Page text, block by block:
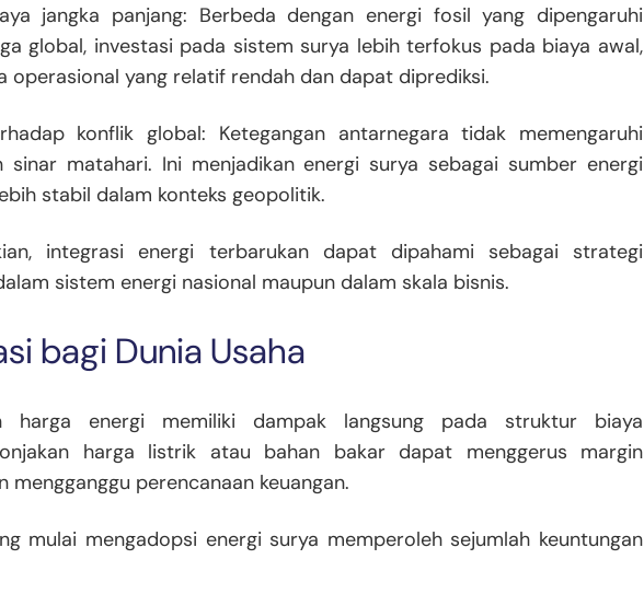
jangka panjang: Berbeda dengan energi fosil yang dipengaruhi
global, investasi pada sistem surya lebih terfokus pada biaya awal,
operasional yang relatif rendah dan dapat diprediksi.
konflik global: Ketegangan antarnegara tidak memengaruhi
sinar matahari. Ini menjadikan energi surya sebagai sumber energi
stabil dalam konteks geopolitik.
integrasi energi terbarukan dapat dipahami sebagai strategi
sistem energi nasional maupun dalam skala bisnis.
bagi Dunia Usaha
harga energi memiliki dampak langsung pada struktur biaya
harga listrik atau bahan bakar dapat menggerus margin
mengganggu perencanaan keuangan.
mulai mengadopsi energi surya memperoleh sejumlah keuntungan